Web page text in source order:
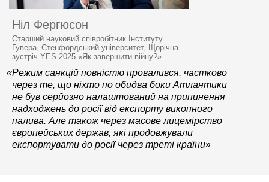
Ніл Фергюсон
Старший науковий співробітник Інституту
Гувера, Стенфордський університет, Щорічна
зустріч YES 2025 «Як завершити війну?»
«Режим санкцій повністю провалився, частково
через те, що ніхто по обидва боки Атлантики
не був серйозно налаштований на припинення
надходжень до росії від експорту викопного
палива. Але також через масове лицемірство
європейських держав, які продовжували
експортувати до росії через треті країни»